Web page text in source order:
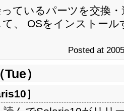
ているパーツを交換
、 OSをインストー
Posted at
）
］